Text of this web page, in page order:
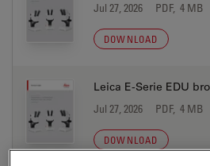
Jul 27, 2026 PDF, 4 MB
DOWNLOAD
Leica E-Serie EDU
Jul 27, 2026 PDF, 4 MB
DOWNLOAD